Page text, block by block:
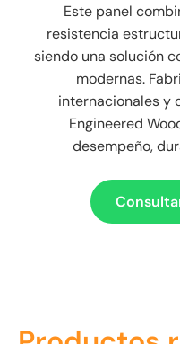
Este panel
resistencia
siendo una solución
modernas.
internacionales y
Engineered
desempeño,